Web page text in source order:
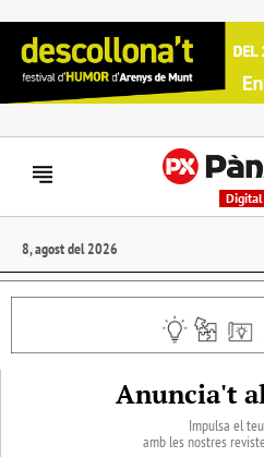
Digital
8, agost del 2026
Anuncia't
Impulsa el
amb les nostres